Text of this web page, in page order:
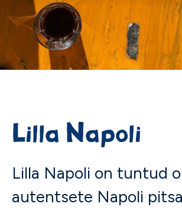
Lilla Napoli
Lilla Napoli on tuntud
autentsete Napoli